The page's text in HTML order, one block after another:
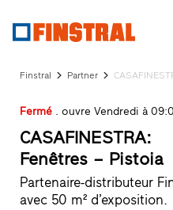
d'entrée
Parois
vitrées
neuve
architectes
Programme
partenaires
Recherche
de
distributeurs
Finstral Partner
Fermé. ouvre Vendredi à
CASAFINESTRA:
Fenêtres – Pistoia
Partenaire-distributeur
avec 50 m² d’exposition.